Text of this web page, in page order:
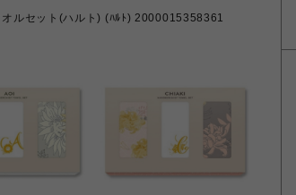
オルセット(ハルト) (ﾊﾙﾄ) 2000015358361